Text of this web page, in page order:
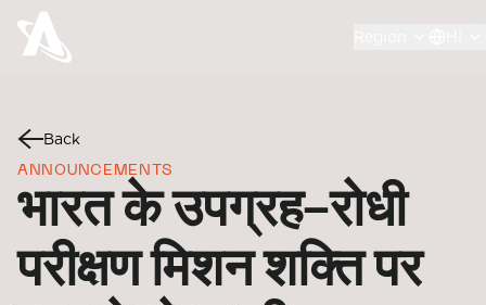
Back
ANNOUNCEMENTS
भारत के उपग्रह-रोधी
परीक्षण मिशन शक्ति पर